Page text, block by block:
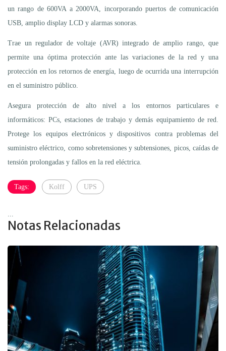
un rango de 600VA a 2000VA, incorporando puertos de comunicación
USB, amplio display LCD y alarmas sonoras.
Trae un regulador de voltaje (AVR) integrado de amplio rango, que
permite una óptima protección ante las variaciones de la red y una
protección en los retornos de energía, luego de ocurrida una interrupción
en el suministro público.
Asegura protección de alto nivel a los entornos particulares e
informáticos: PCs, estaciones de trabajo y demás equipamiento de red.
Protege los equipos electrónicos y dispositivos contra problemas del
suministro eléctrico, como sobretensiones y subtensiones, picos, caídas de
tensión prolongadas y fallos en la red eléctrica.
Tags: Kolff UPS
Notas Relacionadas